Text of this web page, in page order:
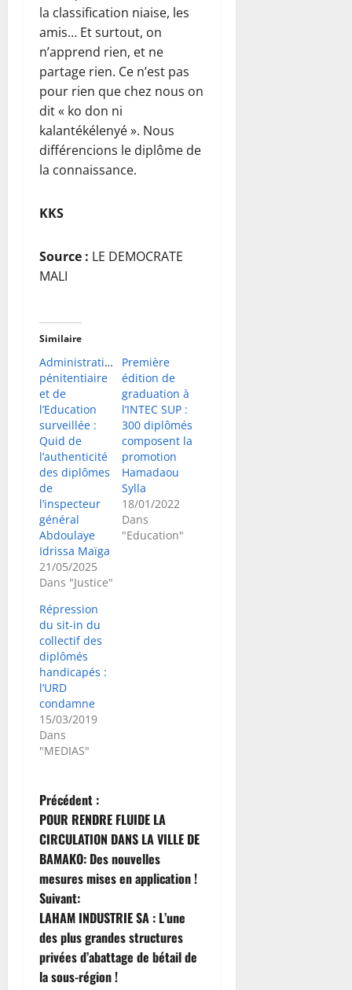
la classification niaise, les
amis… Et surtout, on
n’apprend rien, et ne
partage rien. Ce n’est pas
pour rien que chez nous on
dit « ko don ni
kalantékélenyé ». Nous
différencions le diplôme de
la connaissance.
KKS
Source : LE DEMOCRATE
MALI
Similaire
Administration
pénitentiaire
et de
l’Education
surveillée :
Quid de
l’authenticité
des diplômes
de
l’inspecteur
général
Abdoulaye
Idrissa Maïga
21/05/2025
Dans "Justice"
Première
édition de
graduation à
l’INTEC SUP :
300 diplômés
composent la
promotion
Hamadaou
Sylla
18/01/2022
Dans
"Education"
Répression
du sit-in du
collectif des
diplômés
handicapés :
l’URD
condamne
15/03/2019
Dans
"MEDIAS"
N
a
v
i
g
a
Précédent :
POUR RENDRE FLUIDE LA
CIRCULATION DANS LA VILLE DE
BAMAKO: Des nouvelles
mesures mises en application !
Suivant:
LAHAM INDUSTRIE SA : L’une
des plus grandes structures
privées d’abattage de bétail de
la sous-région !